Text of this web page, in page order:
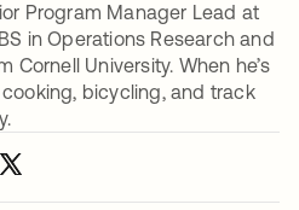
Program Manager Lead at
in Operations Research and
Cornell University. When he’s
bicycling, and track